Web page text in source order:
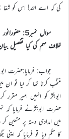
کی کہ اے اللہ! اس کو شفا
سوال
خلاف مہم کی کیا تفصیل
جواب: فرمایا:حضرت
منتخب کرنا تھا کر لیا
ابوبکرؓ کو انہیں امیر
حضرت ابوبکرؓنے فرمایا
میں امدادی دستہ پر متعین
کا حکم دیا تو فرمایا کہ